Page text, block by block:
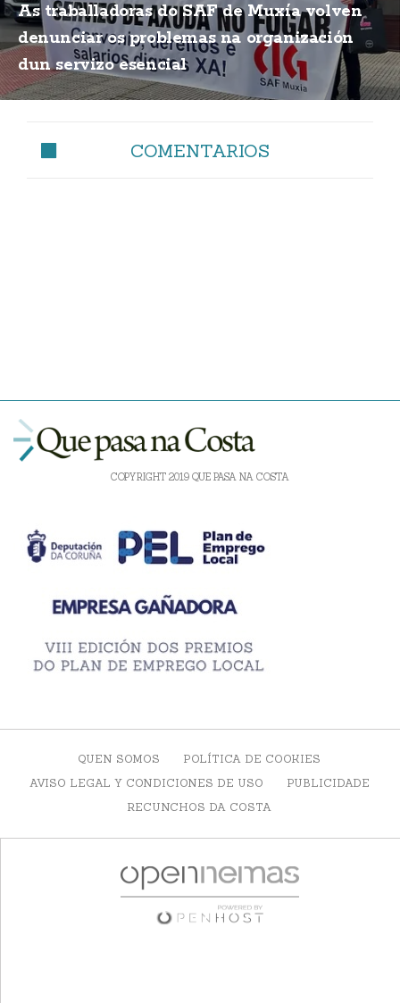
As traballadoras do SAF de Muxía volven
denunciar os problemas na organización
dun servizo esencial
COMENTARIOS
COPYRIGHT 2019 QUE PASA NA COSTA
QUEN SOMOS
POLÍTICA DE COOKIES
AVISO LEGAL Y CONDICIONES DE USO
PUBLICIDADE
RECUNCHOS DA COSTA